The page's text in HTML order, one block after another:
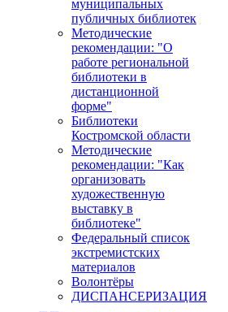
муниципальных
публичных библиотек
Методические
рекомендации: "О
работе региональной
библиотеки в
дистанционной
форме"
Библиотеки
Костромской области
Методические
рекомендации: "Как
организовать
художественную
выставку в
библиотеке"
Федеральный список
экстремистских
материалов
Волонтёры
ДИСПАНСЕРИЗАЦИЯ